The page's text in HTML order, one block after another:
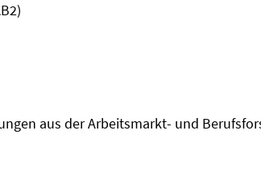
aus der Arbeitsmarkt- und